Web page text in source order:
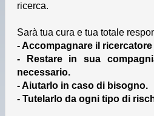
ricerca.
Sarà tua cura e tua totale
- Accompagnare il
- Restare in sua
necessario.
- Aiutarlo in caso di bisogno.
- Tutelarlo da ogni tipo di